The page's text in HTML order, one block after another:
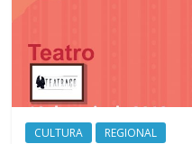
CULTURA REGIONAL